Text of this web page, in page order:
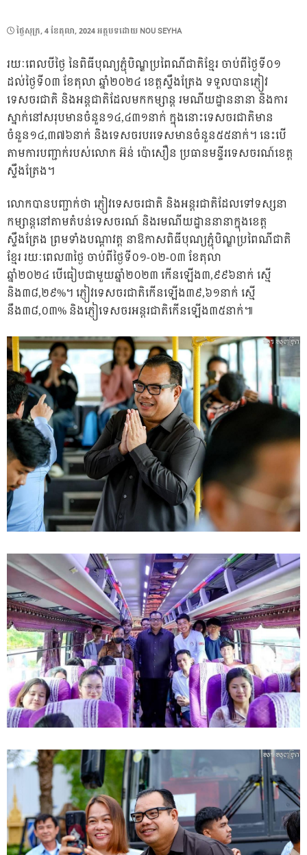
POSTED
ថ្ងៃ​សុក្រ, 4 ខែ​តុលា, 2024អត្ថបទដោយ NOU SEYHA
រយៈពេលបីថ្ងៃ នៃពិធីបុណ្យភ្ជុំបិណ្ឌប្រពៃណីជាតិខ្មែរ ចាប់ពីថ្ងៃទី០១
ដល់ថ្ងៃទី០៣ ខែតុលា ឆ្នាំ២០២៤ ខេត្តស្ទឹងត្រែង ទទួលបានភ្ញៀវ
ទេសចរជាតិ និងអន្តជាតិដែលមកកម្សាន្ត រមណីយដ្ឋាននានា និងការ
ស្នាក់នៅសរុបមានចំនួន១៤,៤៣១នាក់ ក្នុងនោះទេសចរជាតិមាន
ចំនួន១៤,៣៧៦នាក់ និងទេសចរបរទេសមានចំនួន៥៥នាក់។ នេះបើ
តាមការបញ្ជាក់របស់លោក អ៊ន់ ប៉ោសឿន ប្រធានមន្ទីរទេសចរណ៍ខេត្ត
ស្ទឹងត្រែង។
លោកបានបញ្ជាក់ថា ភ្ញៀវទេសចរជាតិ និងអន្តរជាតិដែលទៅទស្សនា
កម្សាន្តនៅតាមតំបន់ទេសចរណ៍ និងរមណីយដ្ឋាននានាក្នុងខេត្ត
ស្ទឹងត្រែង ព្រមទាំងបណ្តាវត្ត នាឱកាសពិធីបុណ្យភ្ជុំបិណ្ឌប្រពៃណីជាតិ
ខ្មែរ រយៈពេល៣ថ្ងៃ ចាប់ពីថ្ងៃទី០១-០២-០៣ ខែតុលា
ឆ្នាំ២០២៤ បើធៀបជាមួយឆ្នាំ២០២៣ កើនឡើង៣,៩៩៦នាក់ ស្មើ
និង៣៨,២៩%។ ភ្ញៀវទេសចរជាតិកើនឡើង៣៩,៦១នាក់ ស្មើ
នឹង៣៨,០៣% និងភ្ញៀទេសចរអន្តរជាតិកើនឡើង៣៥នាក់៕